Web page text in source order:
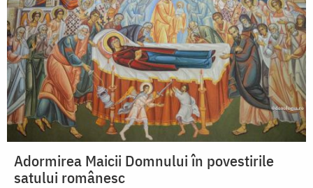
Adormirea Maicii Domnului în povestirile
satului românesc